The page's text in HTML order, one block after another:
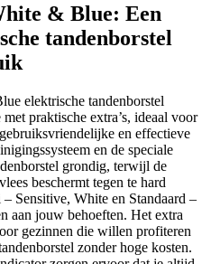
& Blue: Een
tandenborstel
elektrische tandenborstel
praktische extra’s, ideaal voor
en effectieve
en de speciale
grondig, terwijl de
beschermt tegen te hard
Sensitive, White en Standaard –
aan jouw behoeften. Het extra
gezinnen die willen profiteren
zonder hoge kosten.